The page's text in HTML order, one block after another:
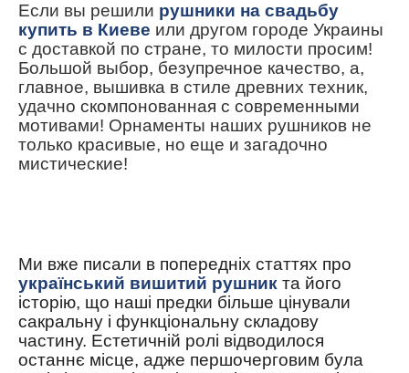
Если вы решили рушники на свадьбу
купить в Киеве или другом городе Украины
с доставкой по стране, то милости просим!
Большой выбор, безупречное качество, а,
главное, вышивка в стиле древних техник,
удачно скомпонованная с современными
мотивами! Орнаменты наших рушников не
только красивые, но еще и загадочно
мистические!
Ми вже писали в попередніх статтях про
український вишитий рушник та його
історію, що наші предки більше цінували
сакральну і функціональну складову
частину. Естетичній ролі відводилося
останнє місце, адже першочерговим була